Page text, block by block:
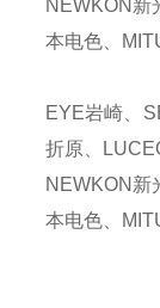
NEWKON新
本电色、
EYE岩崎、
折原、
NEWKON新
本电色、